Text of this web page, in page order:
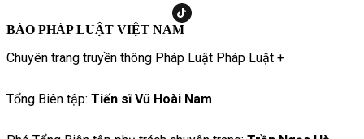
BÁO PHÁP LUẬT VIỆT NAM
Chuyên trang truyền thông Pháp Luật Pháp Luật +
Tổng Biên tập: Tiến sĩ Vũ Hoài Nam